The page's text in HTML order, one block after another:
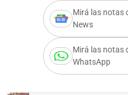
Mirá las notas
News
Mirá las notas
WhatsApp